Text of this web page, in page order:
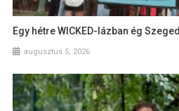
Egy hétre WICKED-lázban ég Szeged
augusztus 5, 2026